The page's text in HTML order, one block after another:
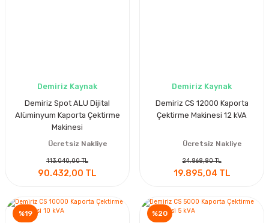
Demiriz Kaynak
Demiriz Spot ALU Dijital
Alüminyum Kaporta Çektirme
Makinesi
Ücretsiz Nakliye
113.040,00 TL
90.432,00 TL
Demiriz Kaynak
Demiriz CS 12000 Kaporta
Çektirme Makinesi 12 kVA
Ücretsiz Nakliye
24.868,80 TL
19.895,04 TL
%19 %20